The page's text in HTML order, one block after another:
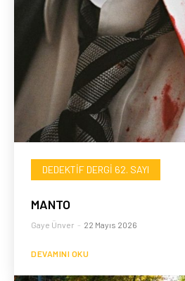
DEDEKTIF DERGI 62. SAYI
MANTO
Gaye Ünver - 22 Mayıs 2026
DEVAMINI OKU